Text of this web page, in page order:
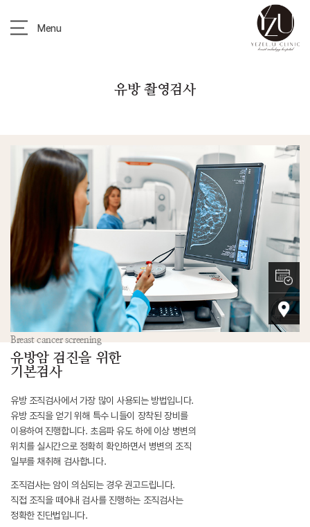
Menu
유방 촬영검사
Breast cancer screening
유방암 검진을 위한
기본검사
유방 조직검사에서 가장 많이 사용되는 방법입니다.
유방 조직을 얻기 위해 특수 니들이 장착된 장비를
이용하여 진행합니다. 초음파 유도 하에 이상 병변의
위치를 실시간으로 정확히 확인하면서 병변의 조직
일부를 채취해 검사합니다.
조직검사는 암이 의심되는 경우 권고드립니다.
직접 조직을 떼어내 검사를 진행하는 조직검사는
정확한 진단법입니다.